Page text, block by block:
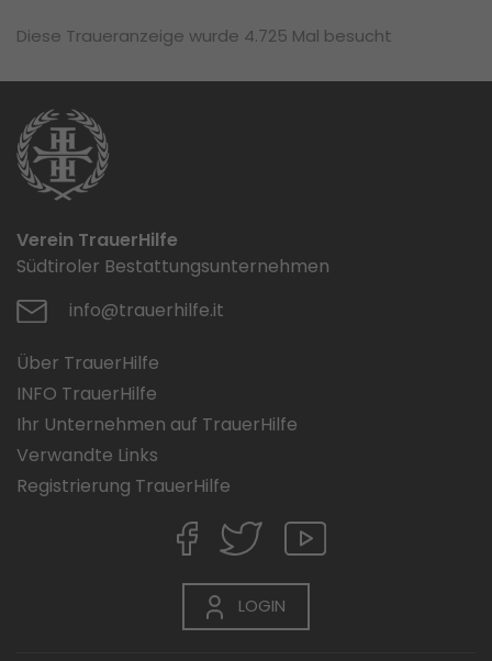
Diese Traueranzeige wurde 4.725 Mal besucht
Verein TrauerHilfe
Südtiroler Bestattungsunternehmen
info@trauerhilfe.it
Über TrauerHilfe
INFO TrauerHilfe
Ihr Unternehmen auf TrauerHilfe
Verwandte Links
Registrierung TrauerHilfe
LOGIN